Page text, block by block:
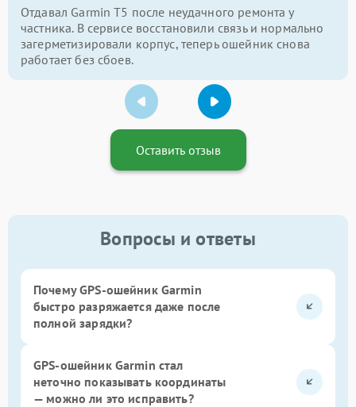
Отдавал Garmin T5 после неудачного ремонта у
частника. В сервисе восстановили связь и нормально
загерметизировали корпус, теперь ошейник снова
работает без сбоев.
Оставить отзыв
Вопросы и ответы
Почему GPS-ошейник Garmin
быстро разряжается даже после
полной зарядки?
GPS-ошейник Garmin стал
неточно показывать координаты
— можно ли это исправить?